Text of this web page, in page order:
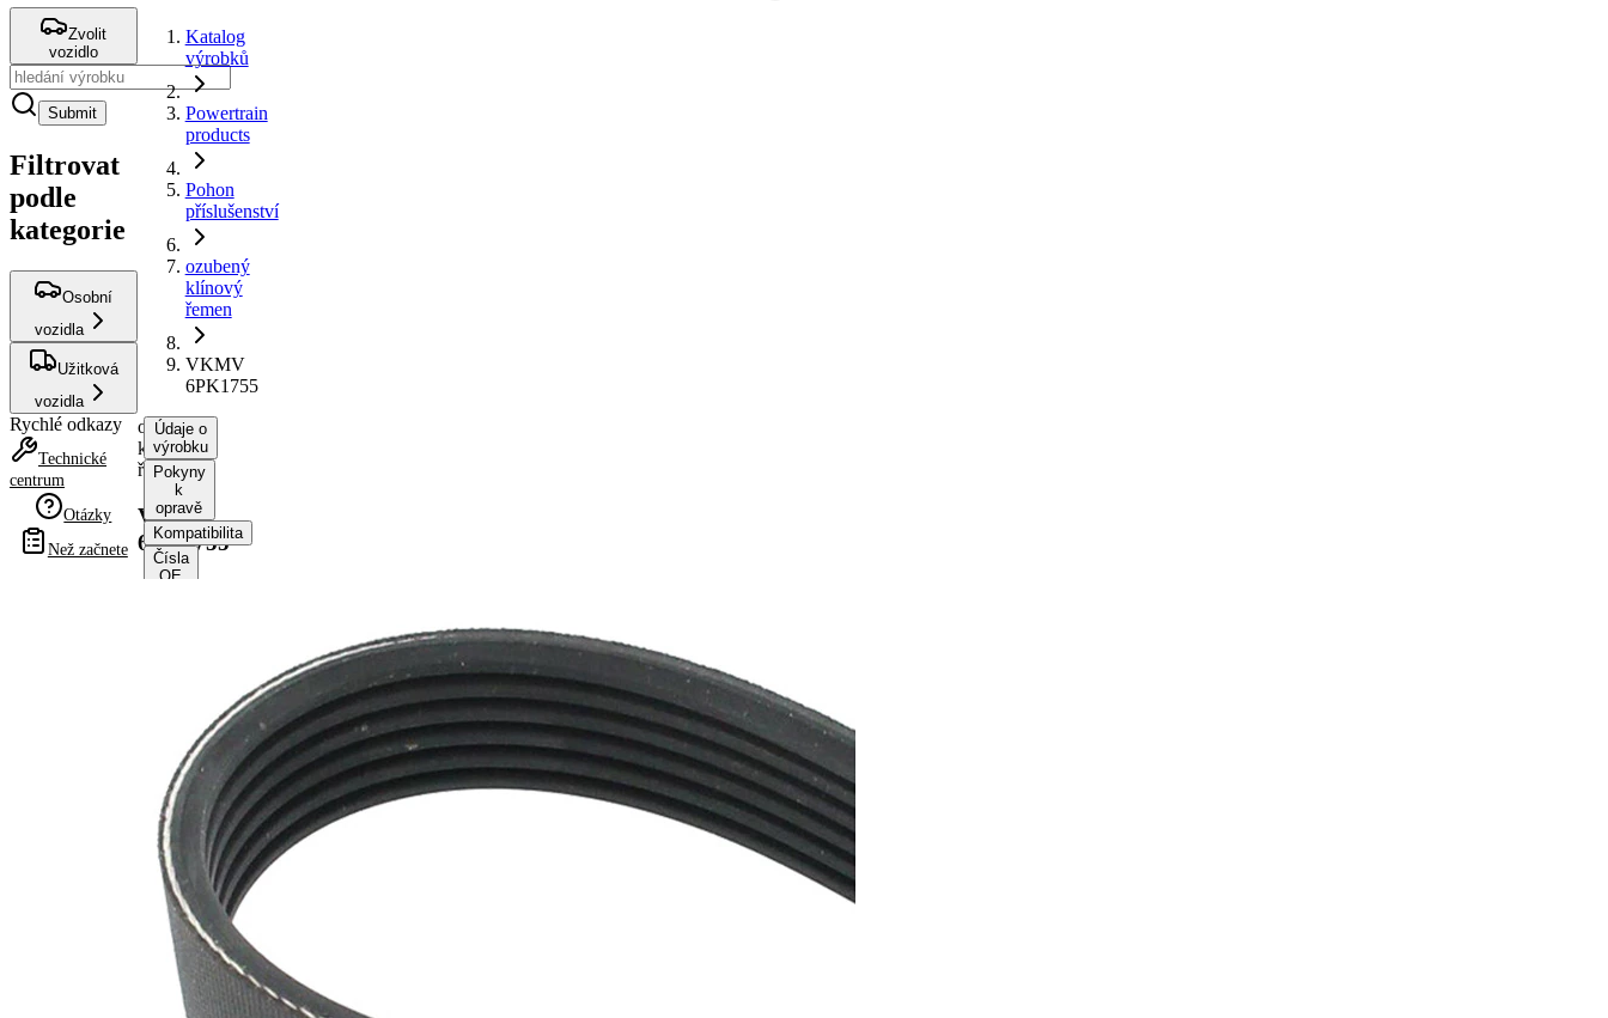
Zvolit
vozidlo
Submit
Filtrovat
podle
kategorie
Osobní
vozidla
Užitková
vozidla
Rychlé odkazy
Technické
centrum
Otázky
Než začnete
Katalog
výrobků
Powertrain
products
Pohon
příslušenství
ozubený
klínový
řemen
VKMV
6PK1755
ozubený
klínový
řemen
VKMV
6PK1755
Údaje o
výrobku
Pokyny
k
opravě
Kompatibilita
Čísla
OE
Hodnota
1755 mm
21,36 mm
Barva
černá
Počet
žeber
6
SVHC
Žádná
SVHC
substance
Materiál
řemene
EPDM
(Ethylen-
Propylen-
Dien-
Kautschuk)